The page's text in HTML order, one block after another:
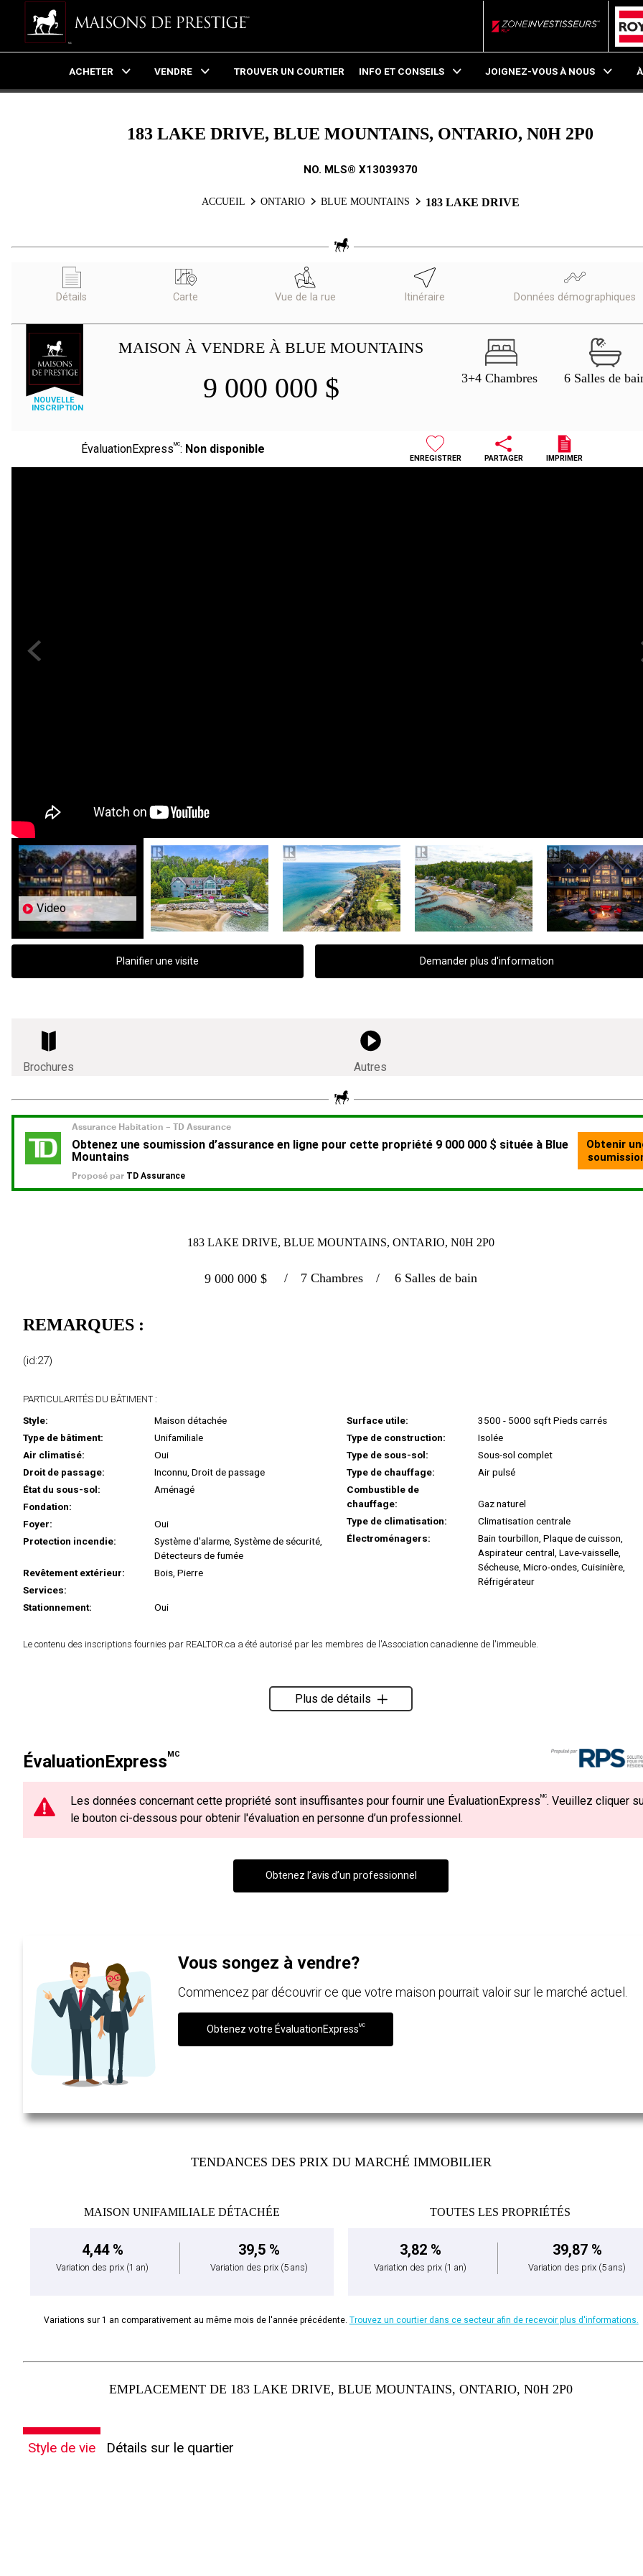
ZoneInvestisseurs
ACHETER VENDRE TROUVER UN COURTIER INFO ET CONSEILS JOIGNEZ-VOUS À NOUS
183 LAKE DRIVE, BLUE MOUNTAINS, ONTARIO, N0H 2P0
NO. MLS® X13039370
ACCUEIL ONTARIO BLUE MOUNTAINS 183 LAKE DRIVE
Détails Carte Vue de la rue Itinéraire Données démographiques
NOUVELLE
INSCRIPTION
MAISON À VENDRE À BLUE MOUNTAINS
9 000 000 $ 3+4 Chambres 6 Salles de
ÉvaluationExpressMC: Non disponible
ENREGISTRER PARTAGER IMPRIMER
Previous
Video
Planifier une visite Demander plus d'information
Brochures Autres
183 LAKE DRIVE, BLUE MOUNTAINS, ONTARIO, N0H 2P0
9 000 000$ 7 Chambres 6 Salles de bain
REMARQUES :
(id:27)
PARTICULARITÉS DU BÂTIMENT :
Style:
Maison détachée
Type de bâtiment:
Unifamiliale
Air climatisé:
Oui
Droit de passage:
Inconnu, Droit de passage
État du sous-sol:
Aménagé
Fondation:
Foyer:
Oui
Protection incendie:
Système d'alarme, Système de sécurité,
Détecteurs de fumée
Revêtement extérieur:
Bois, Pierre
Services:
Stationnement:
Oui
Surface utile:
3500 - 5000 sqft Pieds carrés
Type de construction:
Isolée
Type de sous-sol:
Sous-sol complet
Type de chauffage:
Air pulsé
Combustible de
chauffage:
Gaz naturel
Type de climatisation:
Climatisation centrale
Électroménagers:
Bain tourbillon, Plaque de cuisson,
Aspirateur central, Lave-vaisselle,
Sécheuse, Micro-ondes, Cuisinière,
Réfrigérateur
Le contenu des inscriptions fournies par REALTOR.ca a été autorisé par les membres de l'Association canadienne de l'immeuble.
Plus de détails
ÉvaluationExpress MC
Les données concernant cette propriété sont insuffisantes pour fournir une ÉvaluationExpressMC. Veuillez cliquer
le bouton ci-dessous pour obtenir l'évaluation en personne d’un professionnel.
Obtenez l’avis d’un professionnel
Vous songez à vendre?
Commencez par découvrir ce que votre maison pourrait valoir sur le marché actuel.
Obtenez votre ÉvaluationExpressMC
TENDANCES DES PRIX DU MARCHÉ IMMOBILIER
MAISON UNIFAMILIALE DÉTACHÉE
4,44 %
Variation des prix (1 an)
39,5 %
Variation des prix (5 ans)
TOUTES LES PROPRIÉTÉS
3,82 %
Variation des prix (1 an)
39,87 %
Variation des prix (5 ans)
Variations sur 1 an comparativement au même mois de l'année précédente. Trouvez un courtier dans ce secteur afin de recevoir plus d'informations.
EMPLACEMENT DE 183 LAKE DRIVE, BLUE MOUNTAINS, ONTARIO, N0H 2P0
Style de vie Détails sur le quartier